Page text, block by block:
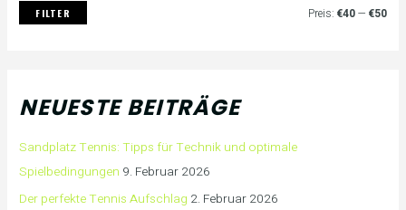
FILTER Preis: €40— €50
NEUESTE BEITRÄGE
Sandplatz Tennis: Tipps für Technik und optimale
Spielbedingungen 9. Februar 2026
Der perfekte Tennis Aufschlag 2. Februar 2026